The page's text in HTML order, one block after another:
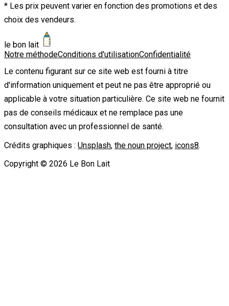
* Les prix peuvent varier en fonction des promotions et des
choix des vendeurs.
le bon lait
Notre méthodeConditions d'utilisationConfidentialité
Le contenu figurant sur ce site web est fourni à titre
d'information uniquement et peut ne pas être approprié ou
applicable à votre situation particulière. Ce site web ne fournit
pas de conseils médicaux et ne remplace pas une
consultation avec un professionnel de santé.
Crédits graphiques : Unsplash, the noun project, icons8.
Copyright © 2026 Le Bon Lait